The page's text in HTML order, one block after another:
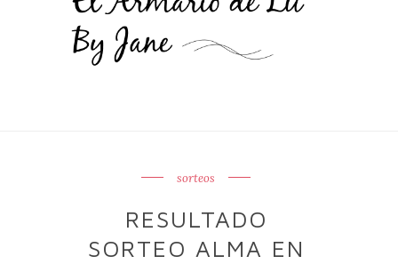
sorteos
RESULTADO
SORTEO ALMA EN